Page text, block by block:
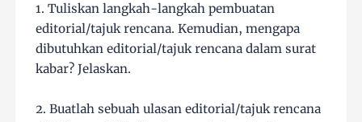
1. Tuliskan langkah-langkah pembuatan
editorial/tajuk rencana. Kemudian, mengapa
dibutuhkan editorial/tajuk rencana dalam surat
kabar? Jelaskan.
2. Buatlah sebuah ulasan editorial/tajuk rencana